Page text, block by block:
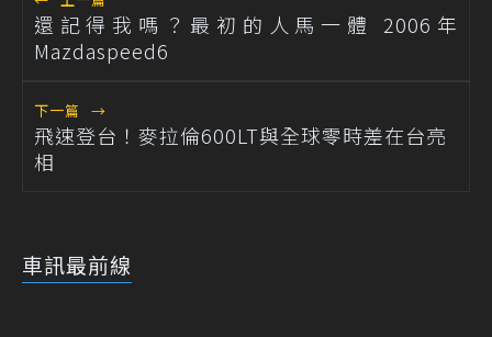
還記得我嗎？最初的人馬一體 2006年
Mazdaspeed6
下一篇 →
飛速登台！麥拉倫600LT與全球零時差在台亮
相
車訊最前線